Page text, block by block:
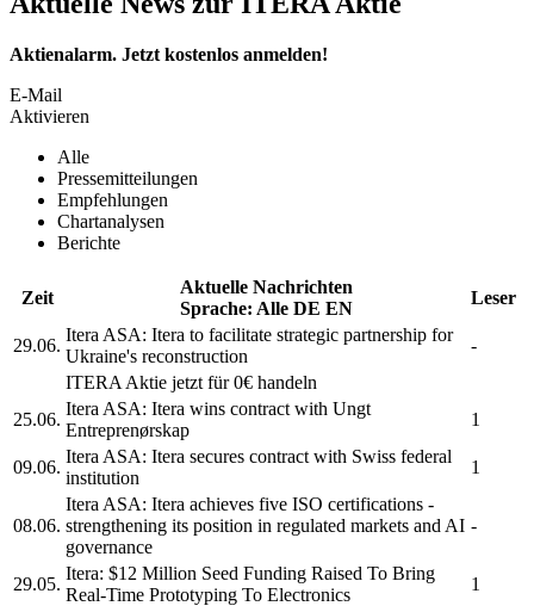
Aktienalarm. Jetzt kostenlos anmelden!
E-Mail
Aktivieren
Alle
Pressemitteilungen
Empfehlungen
Chartanalysen
Berichte
Zeit
Aktuelle Nachrichten
Sprache: Alle DE EN
Leser
29.06.
Itera ASA: Itera to facilitate strategic partnership for
Ukraine's reconstruction
-
ITERA Aktie jetzt für 0€ handeln
25.06.
Itera ASA: Itera wins contract with Ungt
Entreprenørskap
1
09.06.
Itera ASA: Itera secures contract with Swiss federal
institution
1
08.06.
Itera ASA: Itera achieves five ISO certifications -
strengthening its position in regulated markets and AI
governance
-
29.05.
Itera: $12 Million Seed Funding Raised To Bring
Real-Time Prototyping To Electronics
1